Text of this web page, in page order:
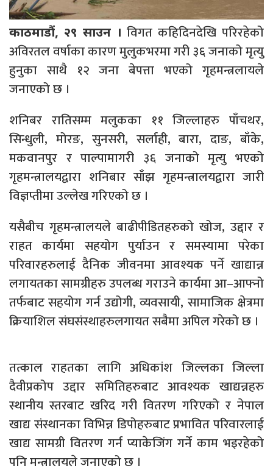
काठमाडौं, २९ साउन । विगत कहिदिनदेखि परिरहेको
अविरतल वर्षाका कारण मुलुकभरमा गरी ३६ जनाको मृत्यु
हुनुका साथै १२ जना बेपत्ता भएको गृहमन्त्रलायले
जनाएको छ ।
शनिबर रातिसम्म मलुकका ११ जिल्लाहरु पाँचथर,
सिन्धुली, मोरङ, सुनसरी, सर्लाही, बारा, दाङ, बाँके,
मकवानपुर र पाल्पामागरी ३६ जनाको मृत्यु भएको
गृहमन्त्रालयद्वारा शनिबार साँझ गृहमन्त्रालयद्वारा जारी
विज्ञप्तीमा उल्लेख गरिएको छ ।
यसैबीच गृहमन्त्रालयले बाढीपीडितहरुको खोज, उद्दार र
राहत कार्यमा सहयोग पुर्याउन र समस्यामा परेका
परिवारहरुलाई दैनिक जीवनमा आवश्यक पर्ने खाद्यान्न
लगायतका सामग्रीहरु उपलब्ध गराउने कार्यमा आ–आफ्नो
तर्फबाट सहयोग गर्न उद्योगी, व्यवसायी, सामाजिक क्षेत्रमा
क्रियाशिल संघसंस्थाहरुलगायत सबैमा अपिल गरेको छ ।
तत्काल राहतका लागि अधिकांश जिल्लका जिल्ला
दैवीप्रकोप उद्दार समितिहरुबाट आवश्यक खाद्यन्नहरु
स्थानीय स्तरबाट खरिद गरी वितरण गरिएको र नेपाल
खाद्य संस्थानका विभिन्न डिपोहरुबाट प्रभावित परिवारलाई
खाद्य सामग्री वितरण गर्न प्याकेजिंग गर्ने काम भइरहेको
पनि मन्त्रालयले जनाएको छ ।